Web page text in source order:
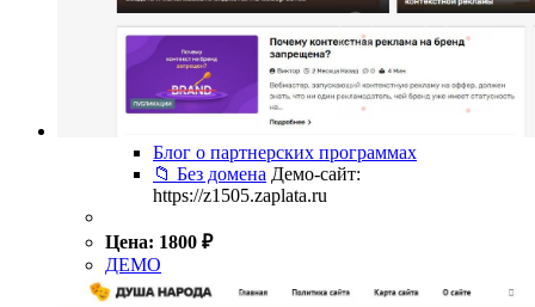
Блог о партнерских программах
📁 Без домена Демо-сайт:
https://z1505.zaplata.ru
Цена: 1800 ₽
ДЕМО